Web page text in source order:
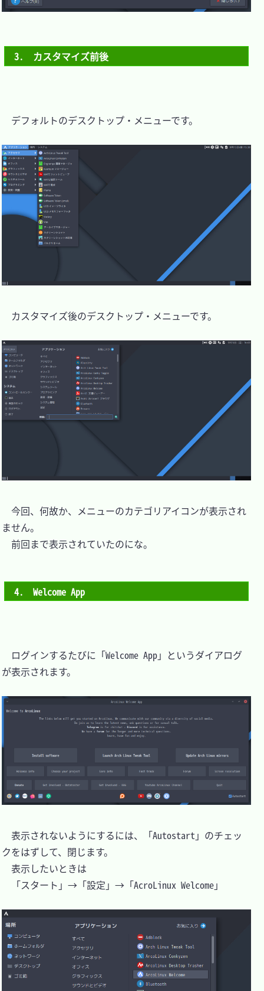
3.　カスタマイズ前後
デフォルトのデスクトップ・メニューです。
カスタマイズ後のデスクトップ・メニューです。
今回、何故か、メニューのカテゴリアイコンが表示され
ません。
前回まで表示されていたのにな。
4.　Welcome App
ログインするたびに「Welcome App」というダイアログ
が表示されます。
表示されないようにするには、「Autostart」のチェッ
クをはずして、閉じます。
表示したいときは
「スタート」→「設定」→「AcroLinux Welcome」